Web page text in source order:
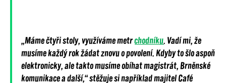
„Máme čtyři stoly, využíváme metrchodníku . Vadí mi, že
musíme každý rok žádat znovu o povolení. Kdyby to šlo aspoň
elektronicky, ale takto musíme obíhat magistrát, Brněnské
komunikace a další,“ stěžuje si například majitel Café